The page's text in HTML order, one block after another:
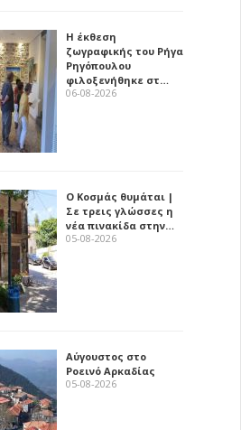
Η έκθεση
ζωγραφικής του Ρήγα
Ρηγόπουλου
φιλοξενήθηκε στ…
06-08-2026
Ο Κοσμάς θυμάται |
Σε τρεις γλώσσες η
νέα πινακίδα στην…
05-08-2026
Αύγουστος στο
Ροεινό Αρκαδίας
05-08-2026